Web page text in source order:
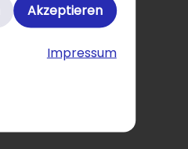
Akzeptieren
Impressum